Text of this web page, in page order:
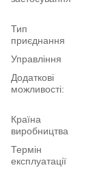
Тип
приєднання
Управління
Додаткові
можливості:
Країна
виробництва
Термін
експлуатації